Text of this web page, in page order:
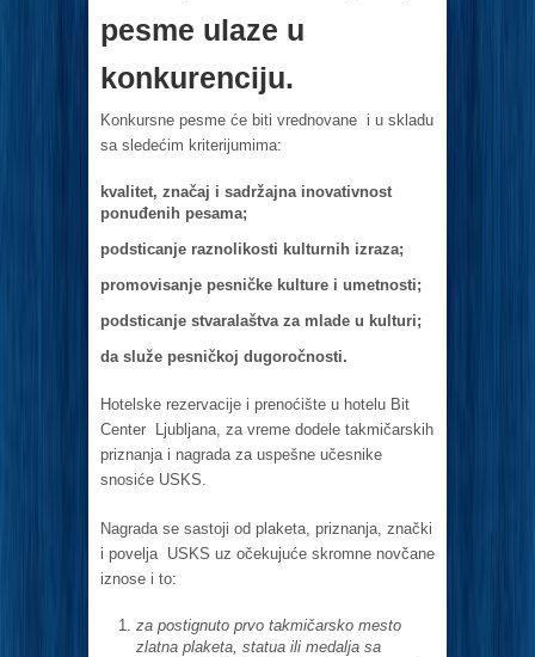
pesme ulaze u
konkurenciju.
Konkursne pesme će biti vrednovane i u skladu
sa sledećim kriterijumima:
kvalitet, značaj i sadržajna inovativnost
ponuđenih pesama;
podsticanje raznolikosti kulturnih izraza;
promovisanje pesničke kulture i umetnosti;
podsticanje stvaralaštva za mlade u kulturi;
da služe pesničkoj dugoročnosti.
Hotelske rezervacije i prenoćište u hotelu Bit
Center Ljubljana, za vreme dodele takmičarskih
priznanja i nagrada za uspešne učesnike
snosiće USKS.
Nagrada se sastoji od plaketa, priznanja, znački
i povelja USKS uz očekujuće skromne novčane
iznose i to:
za postignuto prvo takmičarsko mesto
zlatna plaketa, statua ili medalja sa